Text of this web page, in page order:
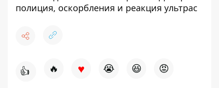
полиция, оскорбления и реакция ультрас
👍 🔥 ♥ 😭 😆 😡